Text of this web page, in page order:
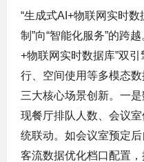
“生成式AI+物联网实时数
制”向“智能化服务”的跨
+物联网实时数据库”双
行、空间使用等多模态
三大核心场景创新。一
现餐厅排队人数、会议
统联动。如会议室预定
客流数据优化档口配置